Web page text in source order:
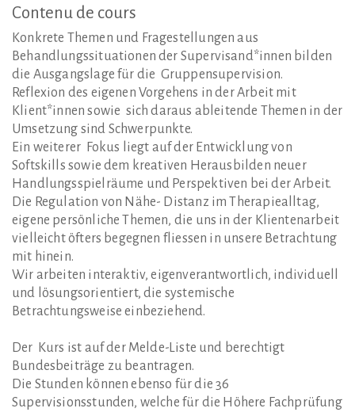
Contenu de cours
Konkrete Themen und Fragestellungen aus
Behandlungssituationen der Supervisand*innen bilden
die Ausgangslage für die Gruppensupervision.
Reflexion des eigenen Vorgehens in der Arbeit mit
Klient*innen sowie sich daraus ableitende Themen in der
Umsetzung sind Schwerpunkte.
Ein weiterer Fokus liegt auf der Entwicklung von
Softskills sowie dem kreativen Herausbilden neuer
Handlungsspielräume und Perspektiven bei der Arbeit.
Die Regulation von Nähe- Distanz im Therapiealltag,
eigene persönliche Themen, die uns in der Klientenarbeit
vielleicht öfters begegnen fliessen in unsere Betrachtung
mit hinein.
Wir arbeiten interaktiv, eigenverantwortlich, individuell
und lösungsorientiert, die systemische
Betrachtungsweise einbeziehend.
Der Kurs ist auf der Melde-Liste und berechtigt
Bundesbeiträge zu beantragen.
Die Stunden können ebenso für die 36
Supervisionsstunden, welche für die Höhere Fachprüfung